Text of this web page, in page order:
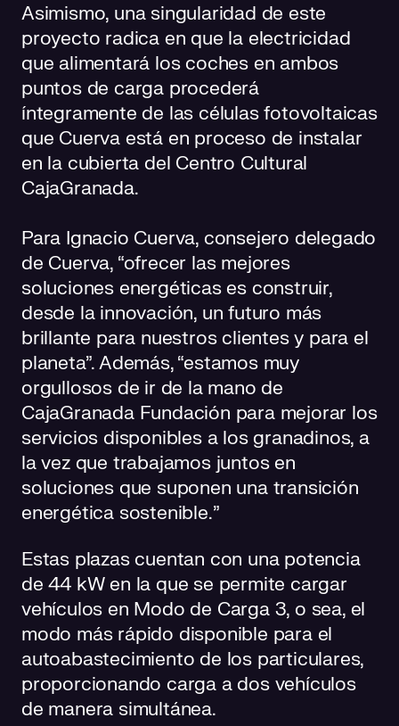
Asimismo, una singularidad de este
proyecto radica en que la electricidad
que alimentará los coches en ambos
puntos de carga procederá
íntegramente de las células fotovoltaicas
que Cuerva está en proceso de instalar
en la cubierta del Centro Cultural
CajaGranada.
Para Ignacio Cuerva, consejero delegado
de Cuerva, “ofrecer las mejores
soluciones energéticas es construir,
desde la innovación, un futuro más
brillante para nuestros clientes y para el
planeta”. Además, “estamos muy
orgullosos de ir de la mano de
CajaGranada Fundación para mejorar los
servicios disponibles a los granadinos, a
la vez que trabajamos juntos en
soluciones que suponen una transición
energética sostenible.”
Estas plazas cuentan con una potencia
de 44 kW en la que se permite cargar
vehículos en Modo de Carga 3, o sea, el
modo más rápido disponible para el
autoabastecimiento de los particulares,
proporcionando carga a dos vehículos
de manera simultánea.